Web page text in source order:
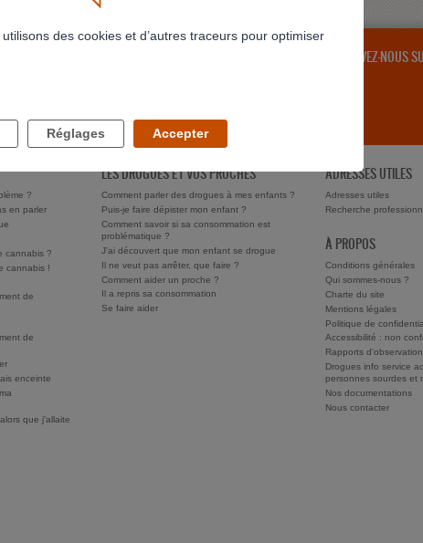
SUIVEZ-NOUS
?
en parler
cannabis ?
cannabis !
de
de
enceinte
que j'allaite
LES DROGUES ET VOS PROCHES
Comment parler des drogues à mes enfants ?
Puis-je faire dépister mon enfant ?
Comment savoir si sa consommation est
problématique ?
J'ai découvert que mon enfant se drogue
Il ne veut pas arrêter, que faire ?
Comment aider un proche ?
Il a repris sa consommation
Se faire aider
ADRESSES UTILES
Adresses utiles
Recherche
À PROPOS
Conditions générales
Qui sommes-nous ?
Charte du site
Mentions légales
Politique de
Accessibilité : non
Rapports
Drogues info service
personnes sourdes et
Nos documentations
Nous contacter
des cookies et d’autres traceurs pour optimiser
Réglages Accepter